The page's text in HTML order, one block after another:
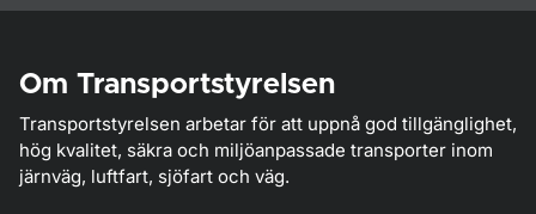
Om Transportstyrelsen
Transportstyrelsen arbetar för att uppnå god tillgänglighet,
hög kvalitet, säkra och miljöanpassade transporter inom
järnväg, luftfart, sjöfart och väg.